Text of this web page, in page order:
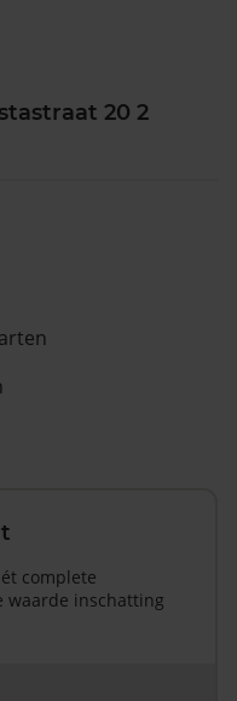
20 2
complete
waarde inschatting